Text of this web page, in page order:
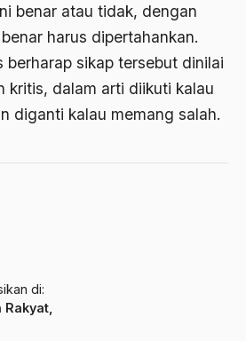
benar atau tidak, dengan
harus dipertahankan.
berharap sikap tersebut dinilai
kritis, dalam arti diikuti kalau
diganti kalau memang salah.
di: